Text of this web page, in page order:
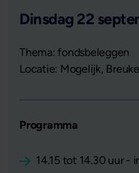
Dinsdag 22
Thema: fondsbeleggen
Locatie: Mogelijk,
Programma
14.15 tot 14.30 uur -